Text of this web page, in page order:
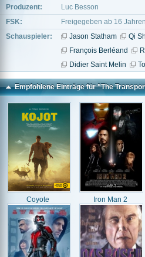
Produzent:
Luc Besson
FSK:
Freigegeben ab 16 Jahren
Schauspieler:
Jason Statham Qi
François Berléand
Didier Saint Melin
Empfohlene Einträge für "The
Coyote Iron Man 2